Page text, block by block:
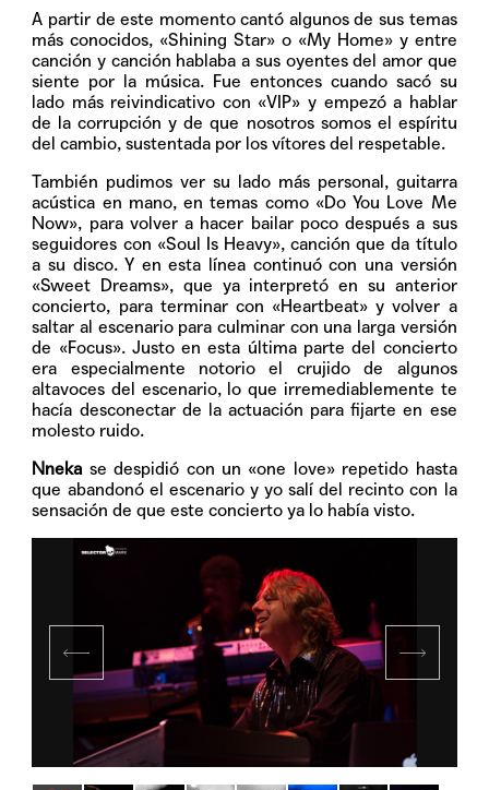
A partir de este momento cantó algunos de sus temas
más conocidos, «Shining Star» o «My Home» y entre
canción y canción hablaba a sus oyentes del amor que
siente por la música. Fue entonces cuando sacó su
lado más reivindicativo con «VIP» y empezó a hablar
de la corrupción y de que nosotros somos el espíritu
del cambio, sustentada por los vítores del respetable.
También pudimos ver su lado más personal, guitarra
acústica en mano, en temas como «Do You Love Me
Now», para volver a hacer bailar poco después a sus
seguidores con «Soul Is Heavy», canción que da título
a su disco. Y en esta línea continuó con una versión
«Sweet Dreams», que ya interpretó en su anterior
concierto, para terminar con «Heartbeat» y volver a
saltar al escenario para culminar con una larga versión
de «Focus». Justo en esta última parte del concierto
era especialmente notorio el crujido de algunos
altavoces del escenario, lo que irremediablemente te
hacía desconectar de la actuación para fijarte en ese
molesto ruido.
Nnekase despidió con un «one love» repetido hasta
que abandonó el escenario y yo salí del recinto con la
sensación de que este concierto ya lo había visto.